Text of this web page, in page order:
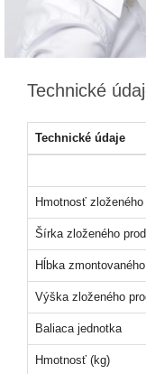
Technické
Technické údaje
Hmotnosť
Šírka zloženého
Hĺbka
Výška zloženého
Baliaca jednotka
Hmotnosť (kg)